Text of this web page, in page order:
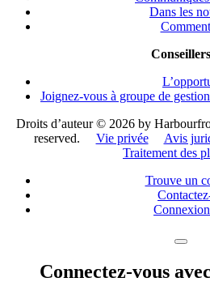
Dans les
Conseillers
Joignez-vous à groupe de
Droits d’auteur © 2026 by
reserved. Vie privée Avis
Traitement des
Trouve un
Connectez-vous